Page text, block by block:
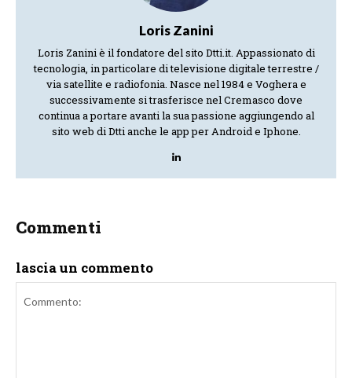
Loris Zanini
Loris Zanini è il fondatore del sito Dtti.it. Appassionato di
tecnologia, in particolare di televisione digitale terrestre /
via satellite e radiofonia. Nasce nel 1984 e Voghera e
successivamente si trasferisce nel Cremasco dove
continua a portare avanti la sua passione aggiungendo al
sito web di Dtti anche le app per Android e Iphone.
Commenti
lascia un commento